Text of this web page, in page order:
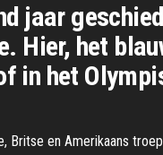
jaar
Hier, het
in het
en Amerikaans